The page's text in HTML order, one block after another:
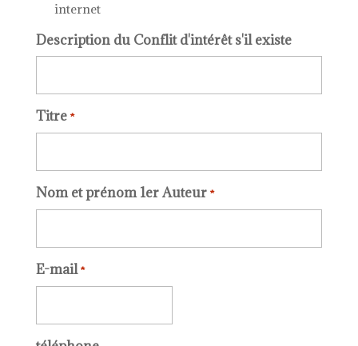
internet
Description du Conflit d'intérêt s'il existe
Titre *
Nom et prénom 1er Auteur *
E-mail *